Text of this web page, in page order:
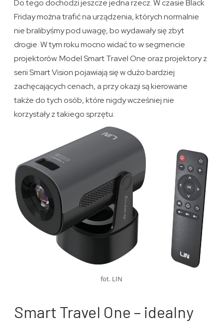
Do tego dochodzi jeszcze jedna rzecz. W czasie Black
Friday można trafić na urządzenia, których normalnie
nie bralibyśmy pod uwagę, bo wydawały się zbyt
drogie. W tym roku mocno widać to w segmencie
projektorów. Model Smart Travel One oraz projektory z
serii Smart Vision pojawiają się w dużo bardziej
zachęcających cenach, a przy okazji są kierowane
także do tych osób, które nigdy wcześniej nie
korzystały z takiego sprzętu.
fot. LIN
Smart Travel One – idealny